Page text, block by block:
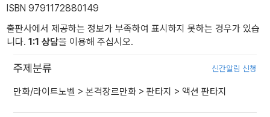
ISBN 9791172880149
출판사에서 제공하는 정보가 부족하여 표시하지 못하는 경우가 있습
니다. 1:1 상담을 이용해 주십시오.
주제분류 신간알림 신청
만화/라이트노벨 > 본격장르만화 > 판타지 > 액션 판타지